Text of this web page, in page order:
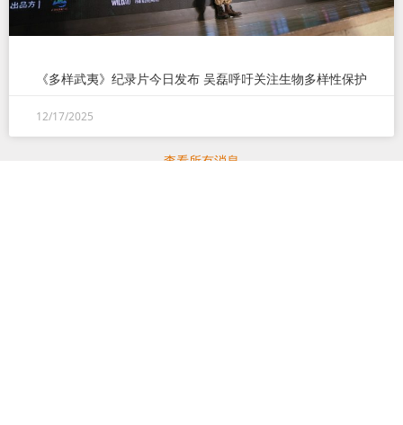
《多样武夷》纪录片今日发布 吴磊呼吁关注生物多样性保护
12/17/2025
查看所有消息